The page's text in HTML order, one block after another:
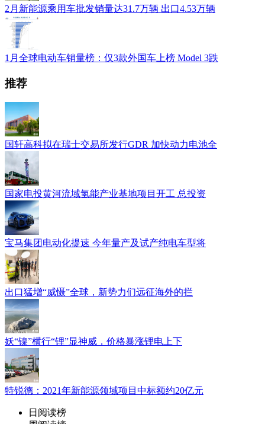
2月新能源乘用车批发销量达31.7万辆 出口4.53万辆
1月全球电动车销量榜：仅3款外国车上榜 Model 3跌
推荐
国轩高科拟在瑞士交易所发行GDR 加快动力电池全
国家电投黄河流域氢能产业基地项目开工 总投资
宝马集团电动化提速 今年量产及试产纯电车型将
出口猛增“威慑”全球，新势力们远征海外的拦
妖“镍”横行“锂”显神威，价格暴涨锂电上下
特锐德：2021年新能源领域项目中标额约20亿元
日阅读榜